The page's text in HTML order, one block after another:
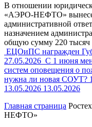
В отношении
«АЭРО-НЕФТО»
административной
назначением
общую сумму 220 тысяч
ЕЦОиПС награжден
27.05.2026 С 1 июня
систем оповещения о
нужна ли новая СОУТ?
13.05.2026 13.05.2026
Главная страница
НЕФТО»